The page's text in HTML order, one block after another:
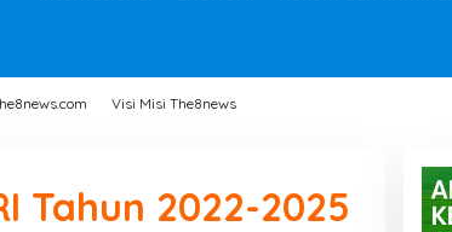
Visi Misi The8news
Tahun 2022-2025